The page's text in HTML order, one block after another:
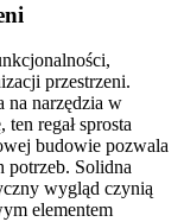
przestrzeni.
na narzędzia w
regał sprosta
budowie pozwala
potrzeb. Solidna
wygląd czynią
elementem